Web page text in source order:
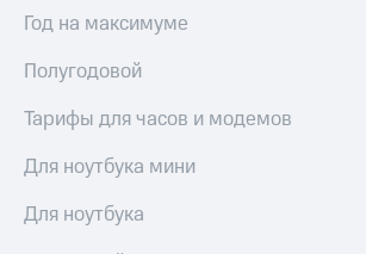
Другое
Регистратор
Контакты
деловая этика
Год на максимуме
Полугодовой
Тарифы для часов и модемов
Для ноутбука мини
Для ноутбука